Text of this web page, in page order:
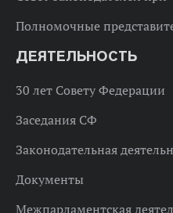
Полномочные
ДЕЯТЕЛЬНОСТЬ
30 лет Совету Федерации
Заседания СФ
Законодательная
Документы
Межпарламентская